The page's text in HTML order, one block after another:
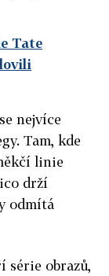
Tate
nejvíce
Tam, kde
linie
drží
odmítá
série obrazů,